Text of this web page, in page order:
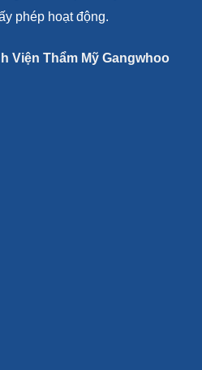
phép hoạt động.
Viện Thẩm Mỹ Gangwhoo